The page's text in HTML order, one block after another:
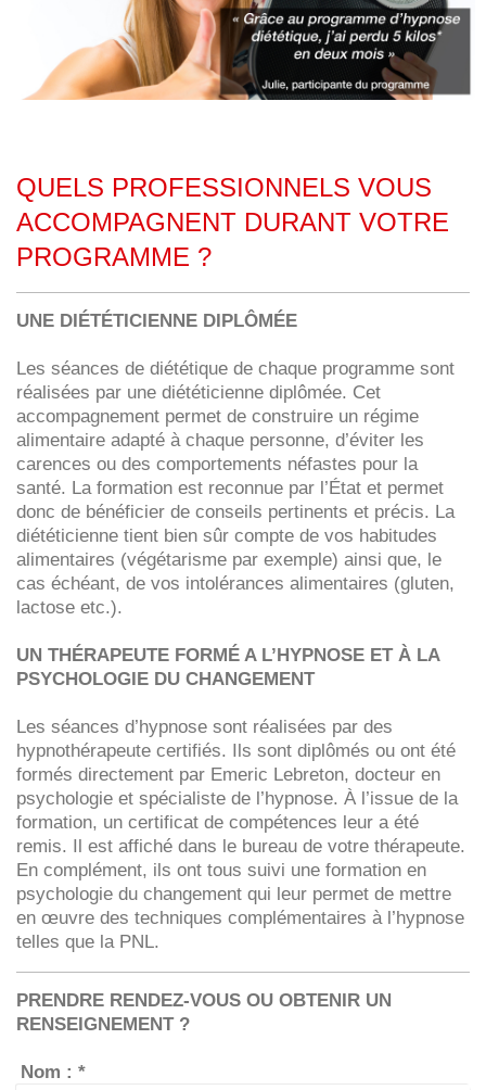
QUELS PROFESSIONNELS VOUS
ACCOMPAGNENT DURANT VOTRE
PROGRAMME ?
UNE DIÉTÉTICIENNE DIPLÔMÉE
Les séances de diététique de chaque programme sont
réalisées par une diététicienne diplômée. Cet
accompagnement permet de construire un régime
alimentaire adapté à chaque personne, d’éviter les
carences ou des comportements néfastes pour la
santé. La formation est reconnue par l’État et permet
donc de bénéficier de conseils pertinents et précis. La
diététicienne tient bien sûr compte de vos habitudes
alimentaires (végétarisme par exemple) ainsi que, le
cas échéant, de vos intolérances alimentaires (gluten,
lactose etc.).
UN THÉRAPEUTE FORMÉ A L’HYPNOSE ET À LA
PSYCHOLOGIE DU CHANGEMENT
Les séances d’hypnose sont réalisées par des
hypnothérapeute certifiés. Ils sont diplômés ou ont été
formés directement par Emeric Lebreton, docteur en
psychologie et spécialiste de l’hypnose. À l’issue de la
formation, un certificat de compétences leur a été
remis. Il est affiché dans le bureau de votre thérapeute.
En complément, ils ont tous suivi une formation en
psychologie du changement qui leur permet de mettre
en œuvre des techniques complémentaires à l’hypnose
telles que la PNL.
PRENDRE RENDEZ-VOUS OU OBTENIR UN
RENSEIGNEMENT ?
Nom : *